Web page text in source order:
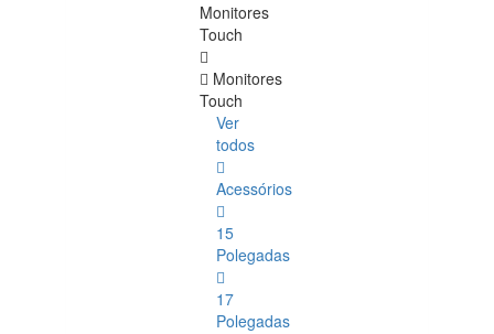
Monitores
Touch
Monitores
Touch
Ver
todos
Acessórios
15
Polegadas
17
Polegadas